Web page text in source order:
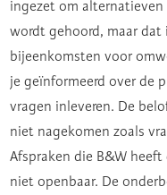
ingezet om alternatieven
wordt gehoord, maar dat
bijeenkomsten voor
je geïnformeerd over de
vragen inleveren. De
niet nagekomen zoals
Afspraken die B&W
niet openbaar. De